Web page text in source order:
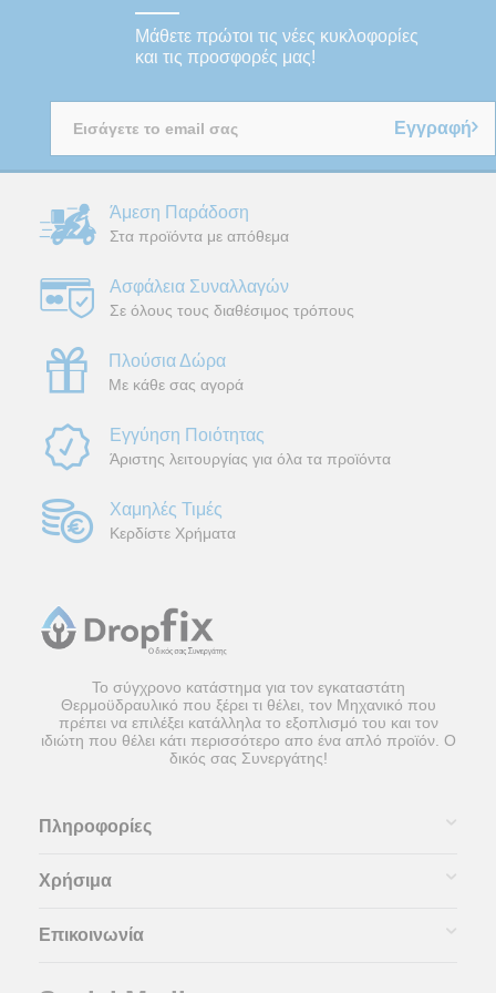
Μάθετε πρώτοι τις νέες κυκλοφορίες
και τις προσφορές μας!
Εγγραφή
Άμεση Παράδοση
Στα προϊόντα με απόθεμα
Ασφάλεια Συναλλαγών
Σε όλους τους διαθέσιμος τρόπους
Πλούσια Δώρα
Με κάθε σας αγορά
Εγγύηση Ποιότητας
Άριστης λειτουργίας για όλα τα προϊόντα
Χαμηλές Τιμές
Κερδίστε Χρήματα
Το σύγχρονο κατάστημα για τον εγκαταστάτη
Θερμοϋδραυλικό που ξέρει τι θέλει, τον Μηχανικό που
πρέπει να επιλέξει κατάλληλα το εξοπλισμό του και τον
ιδιώτη που θέλει κάτι περισσότερο απο ένα απλό προϊόν. Ο
δικός σας Συνεργάτης!
Πληροφορίες
Χρήσιμα
Επικοινωνία